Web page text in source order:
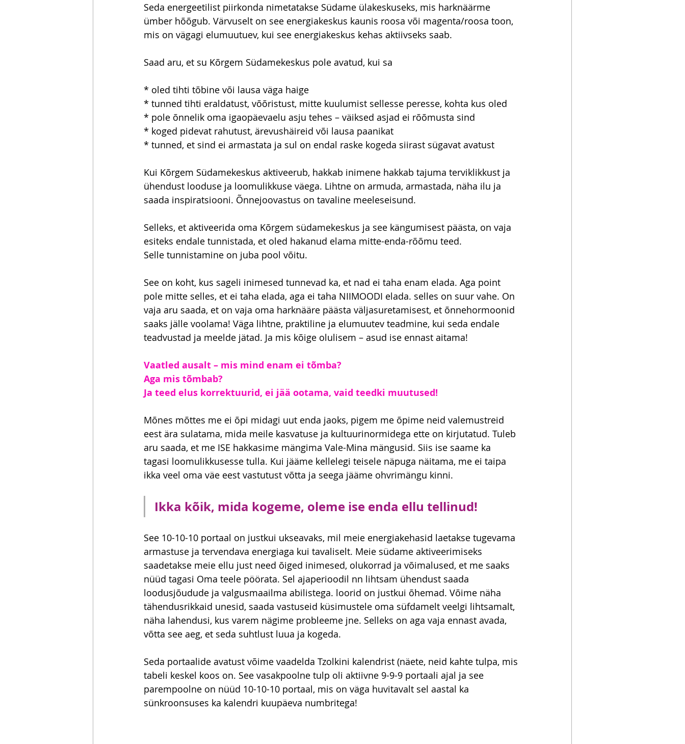
Seda energeetilist piirkonda nimetatakse Südame ülakeskuseks, mis harknäärme
ümber hõõgub. Värvuselt on see energiakeskus kaunis roosa või magenta/roosa toon,
mis on vägagi elumuutuev, kui see energiakeskus kehas aktiivseks saab.
Saad aru, et su Kõrgem Südamekeskus pole avatud, kui sa
* oled tihti tõbine või lausa väga haige
* tunned tihti eraldatust, võõristust, mitte kuulumist sellesse peresse, kohta kus oled
* pole õnnelik oma igaopäevaelu asju tehes – väiksed asjad ei rõõmusta sind
* koged pidevat rahutust, ärevushäireid või lausa paanikat
* tunned, et sind ei armastata ja sul on endal raske kogeda siirast sügavat avatust
Kui Kõrgem Südamekeskus aktiveerub, hakkab inimene hakkab tajuma terviklikkust ja
ühendust looduse ja loomulikkuse väega. Lihtne on armuda, armastada, näha ilu ja
saada inspiratsiooni. Õnnejoovastus on tavaline meeleseisund.
Selleks, et aktiveerida oma Kõrgem südamekeskus ja see kängumisest päästa, on vaja
esiteks endale tunnistada, et oled hakanud elama mitte-enda-rõõmu teed.
Selle tunnistamine on juba pool võitu.
See on koht, kus sageli inimesed tunnevad ka, et nad ei taha enam elada. Aga point
pole mitte selles, et ei taha elada, aga ei taha NIIMOODI elada. selles on suur vahe. On
vaja aru saada, et on vaja oma harknääre päästa väljasuretamisest, et õnnehormoonid
saaks jälle voolama! Väga lihtne, praktiline ja elumuutev teadmine, kui seda endale
teadvustad ja meelde jätad. Ja mis kõige olulisem – asud ise ennast aitama!
Vaatled ausalt – mis mind enam ei tõmba?
Aga mis tõmbab?
Ja teed elus korrektuurid, ei jää ootama, vaid teedki muutused!
Mõnes mõttes me ei õpi midagi uut enda jaoks, pigem me õpime neid valemustreid
eest ära sulatama, mida meile kasvatuse ja kultuurinormidega ette on kirjutatud. Tuleb
aru saada, et me ISE hakkasime mängima Vale-Mina mängusid. Siis ise saame ka
tagasi loomulikkusesse tulla. Kui jääme kellelegi teisele näpuga näitama, me ei taipa
ikka veel oma väe eest vastutust võtta ja seega jääme ohvrimängu kinni.
Ikka kõik, mida kogeme, oleme ise enda ellu tellinud!
See 10-10-10 portaal on justkui ukseavaks, mil meie energiakehasid laetakse tugevama
armastuse ja tervendava energiaga kui tavaliselt. Meie südame aktiveerimiseks
saadetakse meie ellu just need õiged inimesed, olukorrad ja võimalused, et me saaks
nüüd tagasi Oma teele pöörata. Sel ajaperioodil nn lihtsam ühendust saada
loodusjõudude ja valgusmaailma abilistega. loorid on justkui õhemad. Võime näha
tähendusrikkaid unesid, saada vastuseid küsimustele oma süfdamelt veelgi lihtsamalt,
näha lahendusi, kus varem nägime probleeme jne. Selleks on aga vaja ennast avada,
võtta see aeg, et seda suhtlust luua ja kogeda.
Seda portaalide avatust võime vaadelda Tzolkini kalendrist (näete, neid kahte tulpa, mis
tabeli keskel koos on. See vasakpoolne tulp oli aktiivne 9-9-9 portaali ajal ja see
parempoolne on nüüd 10-10-10 portaal, mis on väga huvitavalt sel aastal ka
sünkroonsuses ka kalendri kuupäeva numbritega!